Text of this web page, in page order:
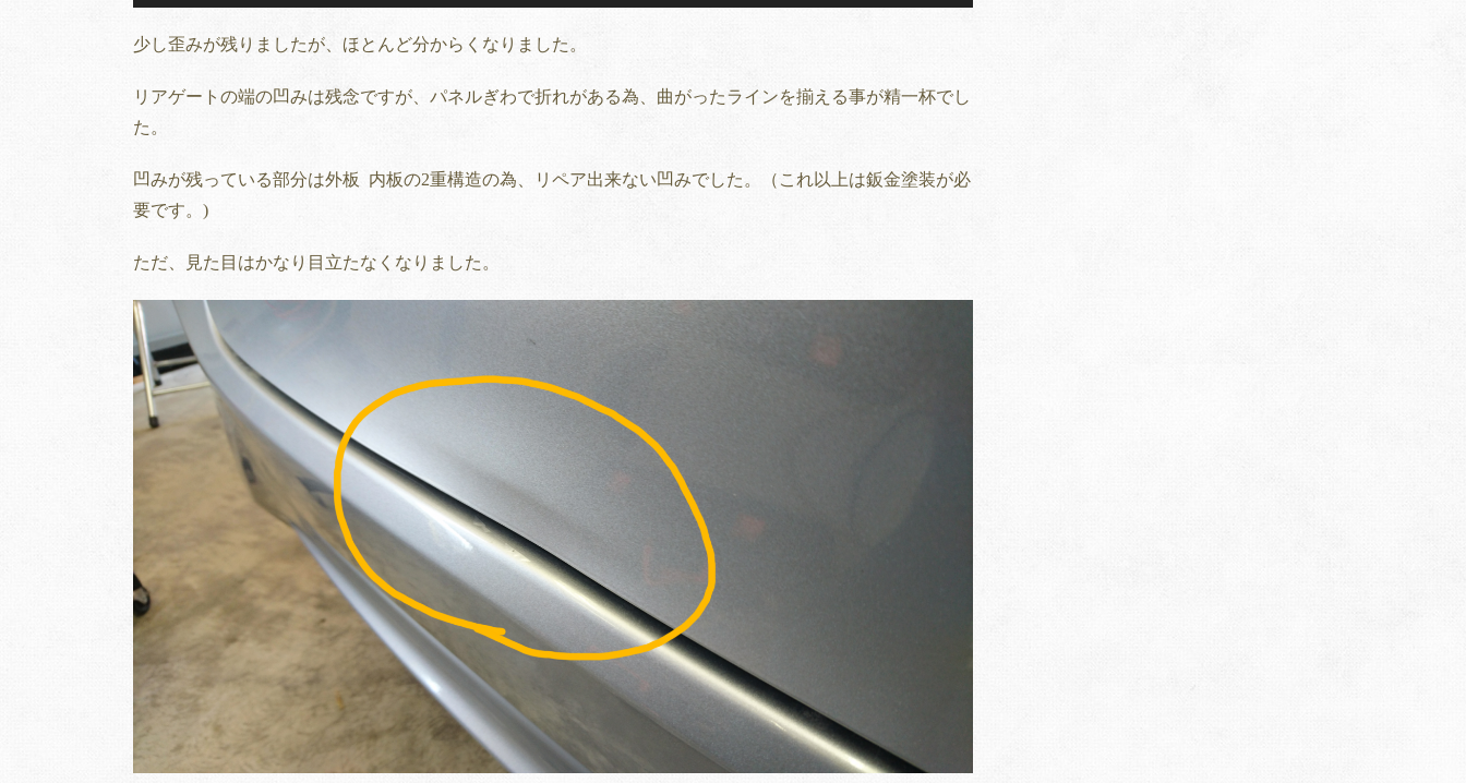
少し歪みが残りましたが、ほとんど分からくなりました。
リアゲートの端の凹みは残念ですが、パネルぎわで折れがある為、曲がったラインを揃える事が精一杯でし
た。
凹みが残っている部分は外板 内板の2重構造の為、リペア出来ない凹みでした。（これ以上は鈑金塗装が必
要です。)
ただ、見た目はかなり目立たなくなりました。